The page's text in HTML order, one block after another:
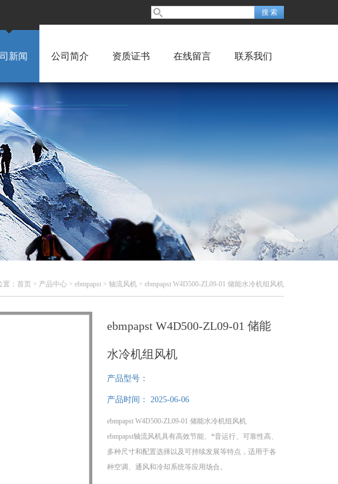
新闻 公司简介 资质证书 在线留言 联系我们
： 首页 > 产品中心 > ebmpapst > 轴流风机 > ebmpapst W4D500-ZL09-01 储能水冷机组风机
ebmpapst W4D500-ZL09-01 储能
水冷机组风机
产品型号：
产品时间： 2025-06-06
ebmpapst W4D500-ZL09-01 储能水冷机组风机
ebmpapst轴流风机具有高效节能、*音运行、可靠性高、
多种尺寸和配置选择以及可持续发展等特点，适用于各
种空调、通风和冷却系统等应用场合。